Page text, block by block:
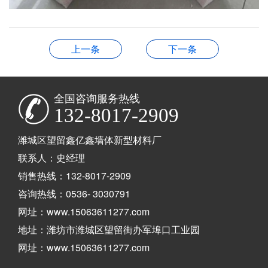
上一条 下一条
全国咨询服务热线
132-8017-2909
潍城区望留鑫亿鑫墙体新型材料厂
联系人：史经理
销售热线：132-8017-2909
咨询热线：0536- 3030791
网址：www.15063611277.com
地址：潍坊市潍城区望留街办军埠口工业园
网址：www.15063611277.com